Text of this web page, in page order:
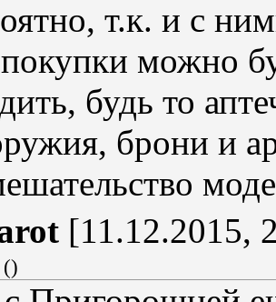
т.к. и с
можно
будь то
брони и
[11.12.2015,
()